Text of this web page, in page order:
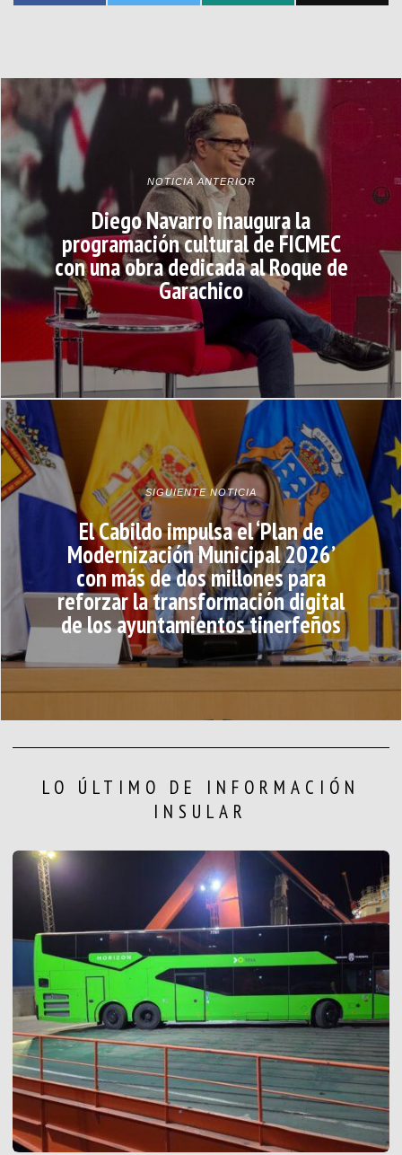
NOTICIA ANTERIOR
Diego Navarro inaugura la
programación cultural de FICMEC
con una obra dedicada al Roque de
Garachico
SIGUIENTE NOTICIA
El Cabildo impulsa el ‘Plan de
Modernización Municipal 2026’
con más de dos millones para
reforzar la transformación digital
de los ayuntamientos tinerfeños
LO ÚLTIMO DE INFORMACIÓN
INSULAR